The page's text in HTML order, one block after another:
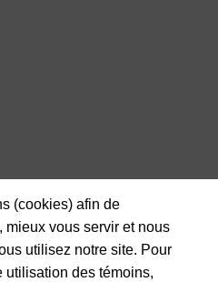
(cookies) afin de
mieux vous servir et nous
utilisez notre site. Pour
utilisation des témoins,